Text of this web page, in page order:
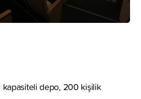
kapasiteli depo, 200 kişilik